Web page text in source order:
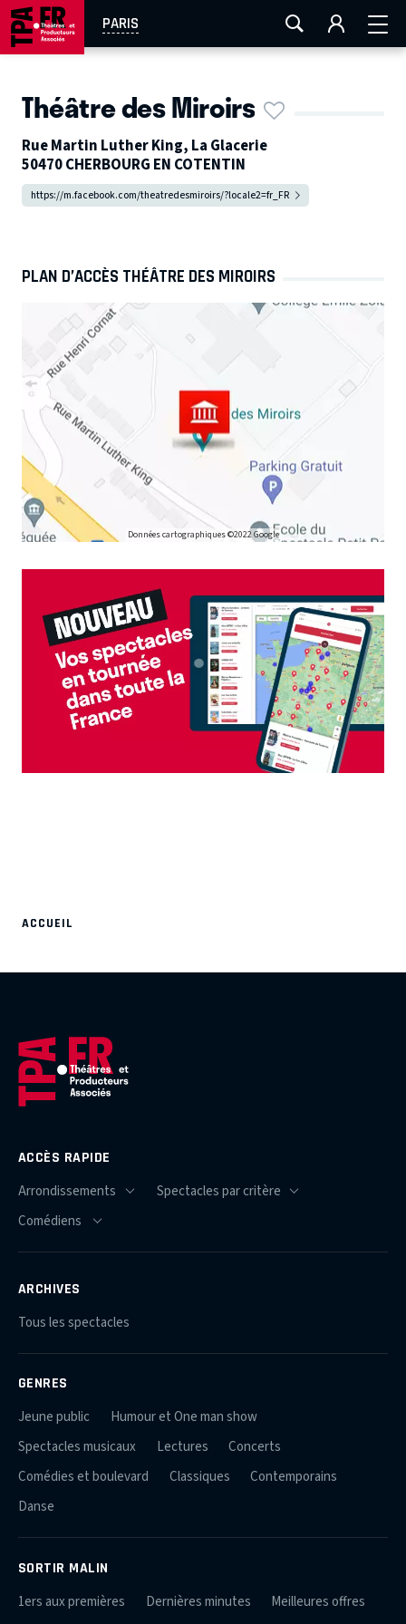
PARIS
AIX-MARSEILLE LA ROCHELLE
EN TOURNÉE
Théâtre des Miroirs
Rue Martin Luther King, La Glacerie
50470 CHERBOURG EN COTENTIN
https://m.facebook.com/theatredesmiroirs/?locale2=fr_FR
PLAN D’ACCÈS THÉÂTRE DES MIROIRS
Données cartographiques ©2022 Google
ACCUEIL
ACCÈS RAPIDE
ARCHIVES
Tous les spectacles
GENRES
Jeune public
Humour et One man show
Spectacles musicaux
Lectures
Concerts
Comédies et boulevard
Classiques
Contemporains
Danse
SORTIR MALIN
1ers aux premières Dernières minutes
Meilleures offres